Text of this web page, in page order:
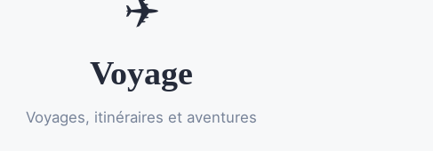
Voyage
Voyages, itinéraires et aventures